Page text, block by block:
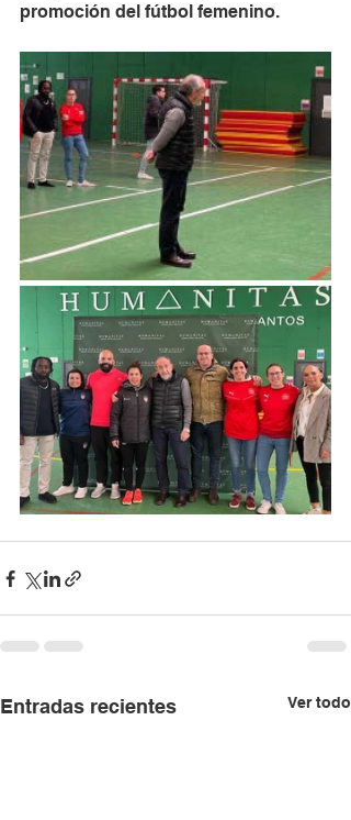
promoción del fútbol femenino.
Entradas recientes Ver todo